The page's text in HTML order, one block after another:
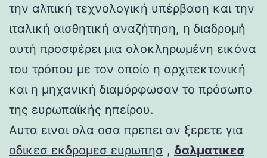
την αλπική τεχνολογική υπέρβαση και την
ιταλική αισθητική αναζήτηση, η διαδρομή
αυτή προσφέρει μια ολοκληρωμένη εικόνα
του τρόπου με τον οποίο η αρχιτεκτονική
και η μηχανική διαμόρφωσαν το πρόσωπο
της ευρωπαϊκής ηπείρου.
Αυτα ειναι ολα οσα πρεπει αν ξερετε για
οδικεσ εκδρομεσ ευρωπησ , δαλματικεσ